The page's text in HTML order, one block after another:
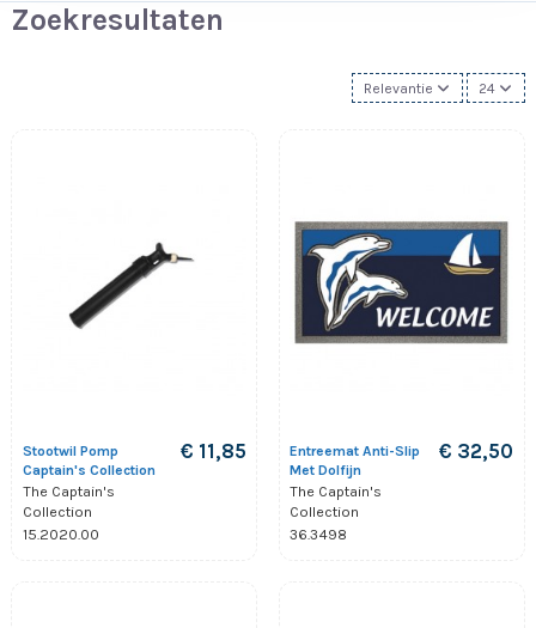
Zoekresultaten
Relevantie 24
Stootwil Pomp
Captain's Collection
The Captain's
Collection
15.2020.00
€ 11,85
Entreemat Anti-Slip
Met Dolfijn
The Captain's
Collection
36.3498
€ 32,50